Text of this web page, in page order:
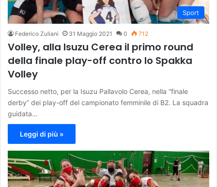
Sport
Federico Zuliani 31 Maggio 2021 0 712
Volley, alla Isuzu Cerea il primo round
della finale play-off contro lo Spakka
Volley
Successo netto, per la Isuzu Pallavolo Cerea, nella “finale
derby” dei play-off del campionato femminile di B2. La squadra
guidata…
Leggi di più »